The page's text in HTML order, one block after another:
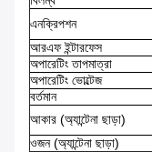
এনক্রিপশন
আরএফ ইন্টারফেস
অপারেটিং তাপমাত্রা
অপারেটিং ভোল্টেজ
বর্তমান
আকার (অ্যান্টেনা ছাড়া)
ওজন (অ্যান্টেনা ছাড়া)